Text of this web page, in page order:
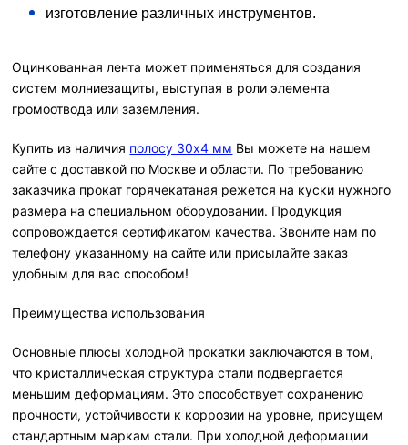
изготовление различных инструментов.
Оцинкованная лента может применяться для создания
систем молниезащиты, выступая в роли элемента
громоотвода или заземления.
Купить из наличия полосу 30х4 мм Вы можете на нашем
сайте с доставкой по Москве и области. По требованию
заказчика прокат горячекатаная режется на куски нужного
размера на специальном оборудовании. Продукция
сопровождается сертификатом качества. Звоните нам по
телефону указанному на сайте или присылайте заказ
удобным для вас способом!
Преимущества использования
Основные плюсы холодной прокатки заключаются в том,
что кристаллическая структура стали подвергается
меньшим деформациям. Это способствует сохранению
прочности, устойчивости к коррозии на уровне, присущем
стандартным маркам стали. При холодной деформации